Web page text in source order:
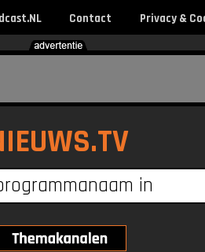
Contact Privacy &